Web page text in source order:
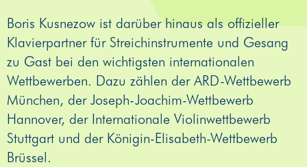
Boris Kusnezow ist darüber hinaus als offizieller
Klavierpartner für Streichinstrumente und Gesang
zu Gast bei den wichtigsten internationalen
Wettbewerben. Dazu zählen der ARD-Wettbewerb
München, der Joseph-Joachim-Wettbewerb
Hannover, der Internationale Violinwettbewerb
Stuttgart und der Königin-Elisabeth-Wettbewerb
Brüssel.